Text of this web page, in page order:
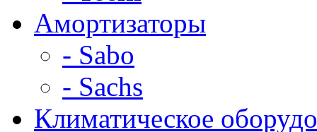
Амортизаторы
- Sabo
- Sachs
Климатическое